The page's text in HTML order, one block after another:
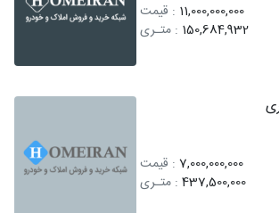
11,000,000,000 : قیمت
150,684,932 : متـری
7,000,000,000 : قیمت
437,500,000 : متـری